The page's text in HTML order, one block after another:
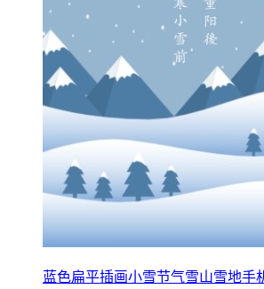
蓝色扁平插画小雪节气雪山雪地手